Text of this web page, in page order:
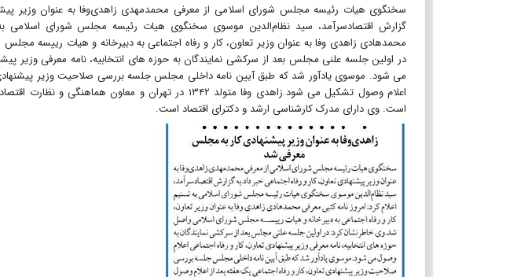
سخنگوی هیات رئیسه مجلس شورای اسلامی از معرفی محمدمهدی زاهدی‌‌وفا به عنوان وزیر
گزارش اقتصادسرآمد، سید نظام‌الدین موسوی سخنگوی هیات رئیسه مجلس شورای اسلامی به
محمدهادی زاهدی وفا به عنوان وزیر تعاون، کار و رفاه اجتماعی به دبیرخانه و هیات رییسه
در اولین جلسه علنی مجلس بعد از سرکشی نمایندگان به حوزه های انتخابیه، نامه معرفی وزیر
می شود. موسوی یادآور شد که طبق آیین نامه داخلی مجلس جلسه بررسی صلاحیت وزیر پیشنهادی
اعلام وصول تشکیل می شود.زاهدی وفا متولد ۱۳۴۲ در تهران و
است. وی دارای مدرک کارشناسی ارشد و دکترای اقتصاد است.